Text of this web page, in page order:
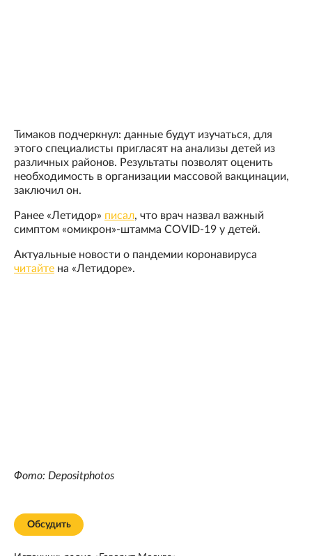
Тимаков подчеркнул: данные будут изучаться, для
этого специалисты пригласят на анализы детей из
различных районов. Результаты позволят оценить
необходимость в организации массовой вакцинации,
заключил он.
Ранее «Летидор» писал, что врач назвал важный
симптом «омикрон»-штамма COVID-19 у детей.
Актуальные новости о пандемии коронавируса
читайте на «Летидоре».
Фото: Depositphotos
Обсудить